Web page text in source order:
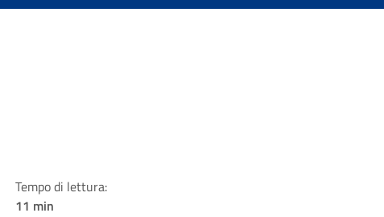
Tempo di lettura:
11 min